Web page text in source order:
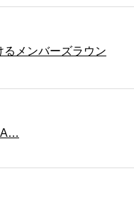
るメンバーズラウン